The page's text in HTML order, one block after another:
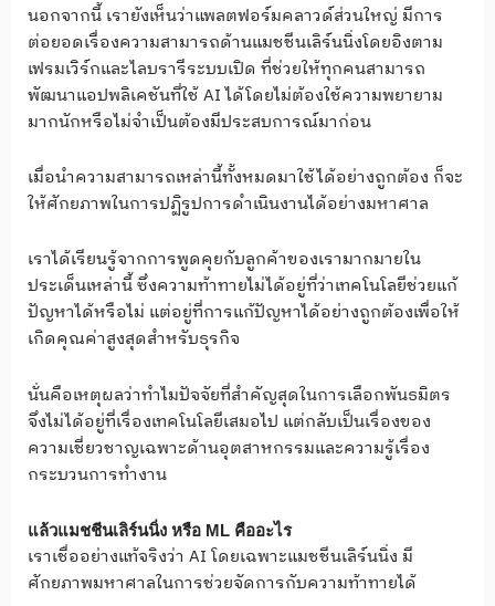
นอกจากนี้ เรายังเห็นว่าแพลตฟอร์มคลาวด์ส่วนใหญ่ มีการ
ต่อยอดเรื่องความสามารถด้านแมชชีนเลิร์นนิ่งโดยอิงตาม
เฟรมเวิร์กและไลบรารีระบบเปิด ที่ช่วยให้ทุกคนสามารถ
พัฒนาแอปพลิเคชันที่ใช้ AI ได้โดยไม่ต้องใช้ความพยายาม
มากนักหรือไม่จำเป็นต้องมีประสบการณ์มาก่อน
เมื่อนำความสามารถเหล่านี้ทั้งหมดมาใช้ได้อย่างถูกต้อง ก็จะ
ให้ศักยภาพในการปฏิรูปการดำเนินงานได้อย่างมหาศาล
เราได้เรียนรู้จากการพูดคุยกับลูกค้าของเรามากมายใน
ประเด็นเหล่านี้ ซึ่งความท้าทายไม่ได้อยู่ที่ว่าเทคโนโลยีช่วยแก้
ปัญหาได้หรือไม่ แต่อยู่ที่การแก้ปัญหาได้อย่างถูกต้องเพื่อให้
เกิดคุณค่าสูงสุดสำหรับธุรกิจ
นั่นคือเหตุผลว่าทำไมปัจจัยที่สำคัญสุดในการเลือกพันธมิตร
จึงไม่ได้อยู่ที่เรื่องเทคโนโลยีเสมอไป แต่กลับเป็นเรื่องของ
ความเชี่ยวชาญเฉพาะด้านอุตสาหกรรมและความรู้เรื่อง
กระบวนการทำงาน
แล้วแมชชีนเลิร์นนิ่ง หรือ ML คืออะไร
เราเชื่ออย่างแท้จริงว่า AI โดยเฉพาะแมชชีนเลิร์นนิ่ง มี
ศักยภาพมหาศาลในการช่วยจัดการกับความท้าทายได้